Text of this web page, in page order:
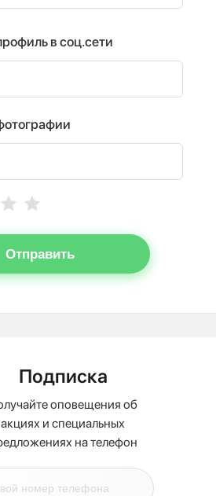
в соц.сети
Отправить
Подписка
оповещения об
акциях и специальных
на телефон